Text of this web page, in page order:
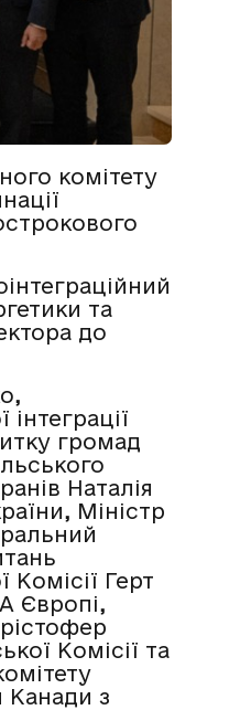
комітету
та
до
громад
Наталія
Міністр
Комісії Герт
Європі,
Комісії та
Канади з